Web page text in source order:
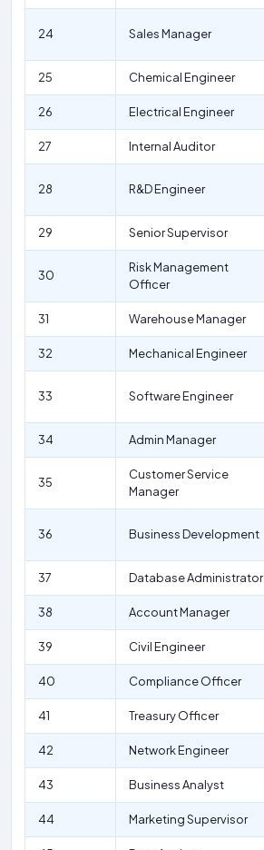
24 Sales Manager
25 Chemical Engineer
26 Electrical Engineer
27 Internal Auditor
28 R&D Engineer
29 Senior Supervisor
30
Risk Management
Officer
31 Warehouse Manager
32 Mechanical Engineer
33 Software Engineer
34 Admin Manager
35
Customer Service
Manager
36 Business Development
37 Database Administrator
38 Account Manager
39 Civil Engineer
40 Compliance Officer
41 Treasury Officer
42 Network Engineer
43 Business Analyst
44 Marketing Supervisor